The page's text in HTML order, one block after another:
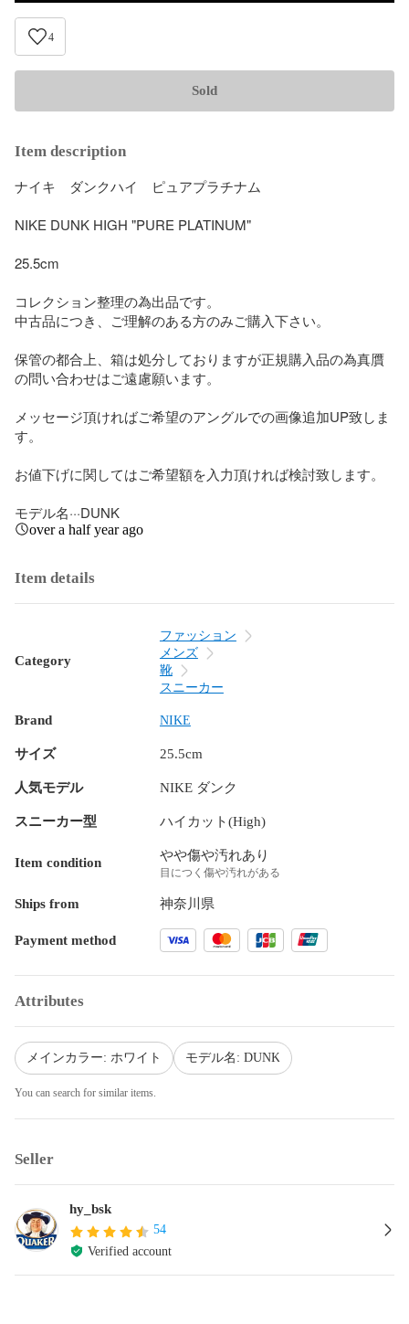
4
Sold
Item description
ナイキ　ダンクハイ　ピュアプラチナム
NIKE DUNK HIGH "PURE PLATINUM"
25.5cm
コレクション整理の為出品です。
中古品につき、ご理解のある方のみご購入下さい。
保管の都合上、箱は処分しておりますが正規購入品の為真贋
の問い合わせはご遠慮願います。
メッセージ頂ければご希望のアングルでの画像追加UP致しま
す。
お値下げに関してはご希望額を入力頂ければ検討致します。
モデル名···DUNK
over a half year ago
Item details
Category
ファッション
メンズ
靴
スニーカー
Brand NIKE
サイズ 25.5cm
人気モデル NIKE ダンク
スニーカー型 ハイカット(High)
Item condition やや傷や汚れあり
目につく傷や汚れがある
Ships from 神奈川県
Payment method
Attributes
メインカラー: ホワイト モデル名: DUNK
You can search for similar items.
Seller
hy_bsk
54
Verified account